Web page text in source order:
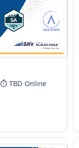
⏱️ TBD Online